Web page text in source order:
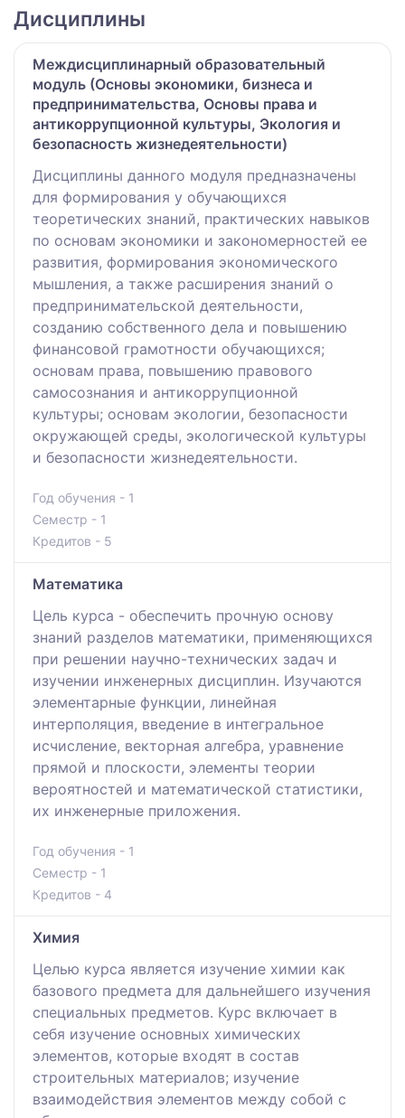
Дисциплины
Междисциплинарный образовательный
модуль (Основы экономики, бизнеса и
предпринимательства, Основы права и
антикоррупционной культуры, Экология и
безопасность жизнедеятельности)
Дисциплины данного модуля предназначены
для формирования у обучающихся
теоретических знаний, практических навыков
по основам экономики и закономерностей ее
развития, формирования экономического
мышления, а также расширения знаний о
предпринимательской деятельности,
созданию собственного дела и повышению
финансовой грамотности обучающихся;
основам права, повышению правового
самосознания и антикоррупционной
культуры; основам экологии, безопасности
окружающей среды, экологической культуры
и безопасности жизнедеятельности.
Год обучения - 1
Семестр - 1
Кредитов - 5
Математика
Цель курса - обеспечить прочную основу
знаний разделов математики, применяющихся
при решении научно-технических задач и
изучении инженерных дисциплин. Изучаются
элементарные функции, линейная
интерполяция, введение в интегральное
исчисление, векторная алгебра, уравнение
прямой и плоскости, элементы теории
вероятностей и математической статистики,
их инженерные приложения.
Год обучения - 1
Семестр - 1
Кредитов - 4
Химия
Целью курса является изучение химии как
базового предмета для дальнейшего изучения
специальных предметов. Курс включает в
себя изучение основных химических
элементов, которые входят в состав
строительных материалов; изучение
взаимодействия элементов между собой с